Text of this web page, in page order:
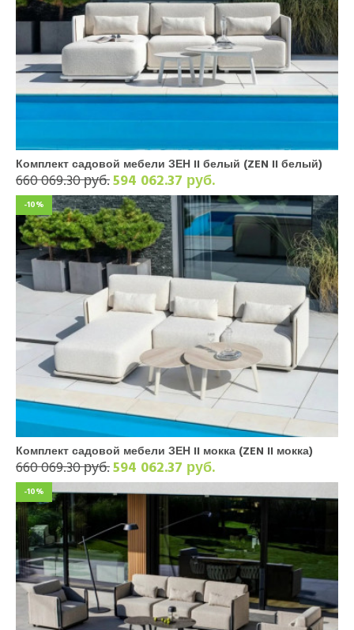
Комплект садовой мебели ЗЕН II белый (ZEN II белый)
660 069.30 руб.594 062.37 руб.
-10%
Комплект садовой мебели ЗЕН II мокка (ZEN II мокка)
660 069.30 руб.594 062.37 руб.
-10%